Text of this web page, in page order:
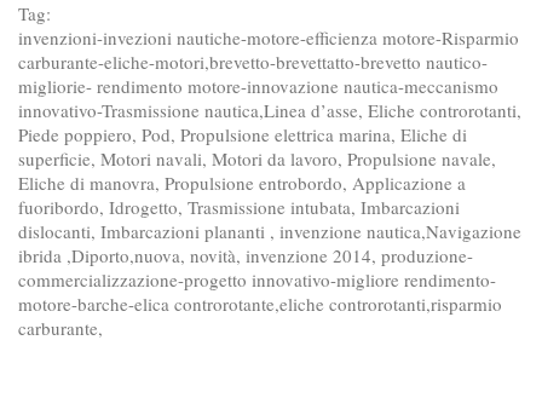
Tag:
invenzioni-invezioni nautiche-motore-efficienza motore-Risparmio
carburante-eliche-motori,brevetto-brevettatto-brevetto nautico-
migliorie- rendimento motore-innovazione nautica-meccanismo
innovativo-Trasmissione nautica,Linea d’asse, Eliche controrotanti,
Piede poppiero, Pod, Propulsione elettrica marina, Eliche di
superficie, Motori navali, Motori da lavoro, Propulsione navale,
Eliche di manovra, Propulsione entrobordo, Applicazione a
fuoribordo, Idrogetto, Trasmissione intubata, Imbarcazioni
dislocanti, Imbarcazioni plananti , invenzione nautica,Navigazione
ibrida ,Diporto,nuova, novità, invenzione 2014, produzione-
commercializzazione-progetto innovativo-migliore rendimento-
motore-barche-elica controrotante,eliche controrotanti,risparmio
carburante,